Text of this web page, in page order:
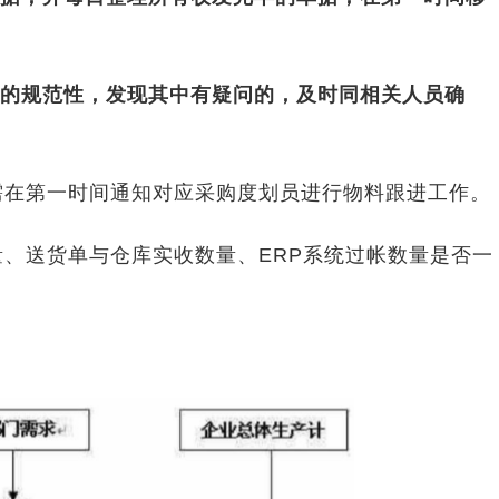
范性，发现其中有疑问的，及时同相关人员确
一时间通知对应采购度划员进行物料跟进工作。
货单与仓库实收数量、ERP系统过帐数量是否一